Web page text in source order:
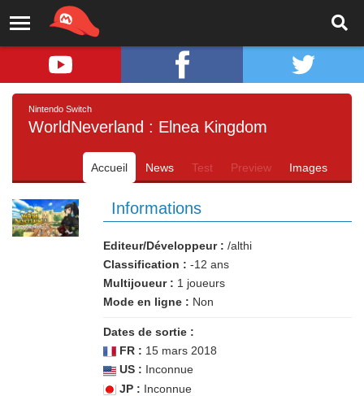
Nintendo Switch
WorldNeverland : Elnea Kingdom
Accueil News Test Preview Images
Informations
Editeur/Développeur : /althi
Classification : -12 ans
Multijoueur : 1 joueurs
Mode en ligne : Non
Dates de sortie :
FR : 15 mars 2018
US : Inconnue
JP : Inconnue